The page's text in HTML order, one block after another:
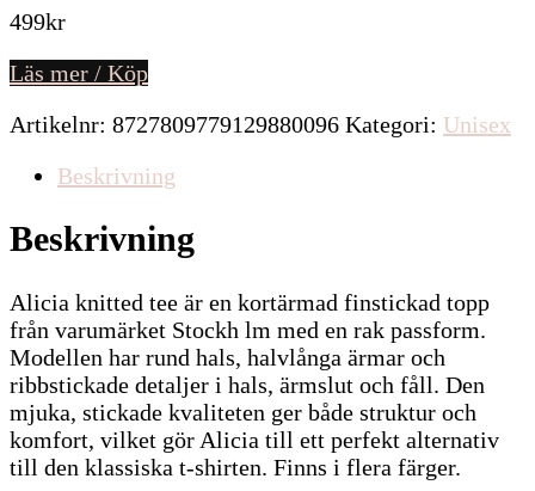
499kr
Läs mer / Köp
Artikelnr: 8727809779129880096 Kategori: Unisex
Beskrivning
Beskrivning
Alicia knitted tee är en kortärmad finstickad topp
från varumärket Stockh lm med en rak passform.
Modellen har rund hals, halvlånga ärmar och
ribbstickade detaljer i hals, ärmslut och fåll. Den
mjuka, stickade kvaliteten ger både struktur och
komfort, vilket gör Alicia till ett perfekt alternativ
till den klassiska t-shirten. Finns i flera färger.